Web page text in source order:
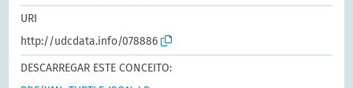
URI
http://udcdata.info/078886
DESCARREGAR ESTE CONCEITO: